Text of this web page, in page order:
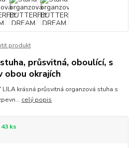
produkt
průsvitná, oboulící, s
obou okrajích
LILA krásná průsvitná organzová stuha s
celý popis
ks